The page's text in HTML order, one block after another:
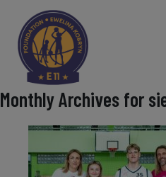
Monthly Archives for